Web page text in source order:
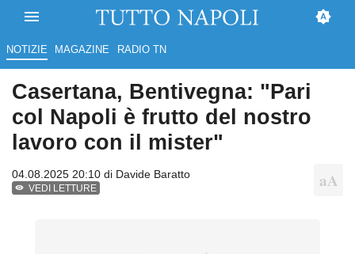
NOTIZIE MAGAZINE RADIO TN
Casertana, Bentivegna: "Pari
col Napoli è frutto del nostro
lavoro con il mister"
04.08.2025 20:10 di Davide Baratto
VEDI LETTURE